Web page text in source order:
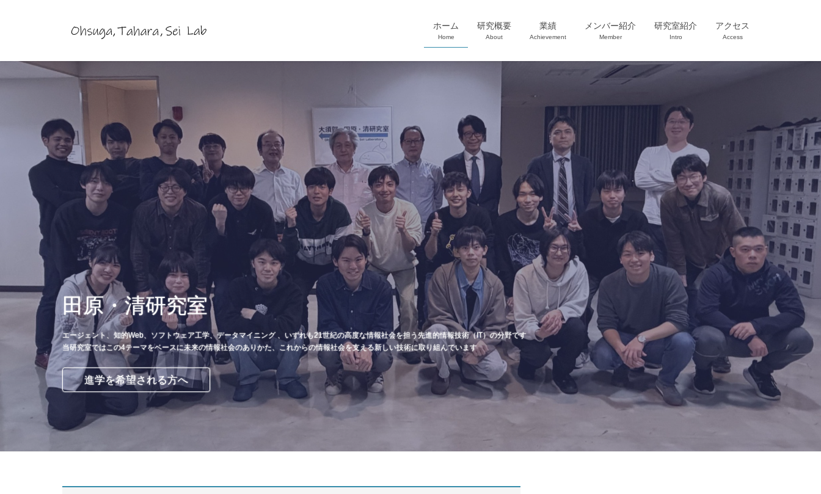
ホーム
Home
研究概要
About
業績
Achievement
メンバー紹介
Member
研究室紹介
Intro
アクセス
Access
田原・清研究室
エージェント、知的Web、ソフトウェア工学、データマイニング 、いずれも21世紀の高度な情報社会を担う先進的情報技術（IT）の分野です
当研究室ではこの4テーマをベースに未来の情報社会のありかた、これからの情報社会を支える新しい技術に取り組んでいます
進学を希望される方へ